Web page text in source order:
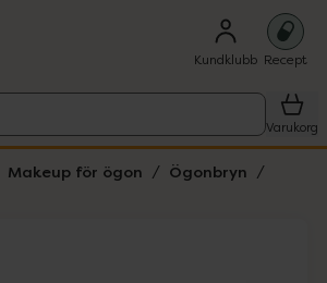
Kundklubb Recept
Varukorg
Makeup för ögon
Ögonbryn